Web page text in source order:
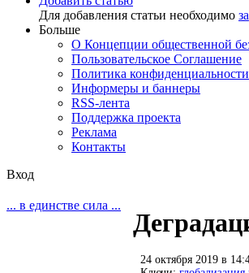
Для добавления статьи необходимо
Больше
О Концепции общественной
Пользовательское Соглашение
Политика конфиденциальности
Информеры и баннеры
RSS-лента
Поддержка проекта
Реклама
Контакты
Вход
... в единстве сила ...
24 октября 2019 в